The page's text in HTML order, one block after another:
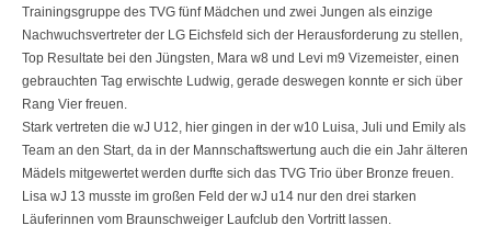
Trainingsgruppe des TVG fünf Mädchen und zwei Jungen als einzige
Nachwuchsvertreter der LG Eichsfeld sich der Herausforderung zu stellen,
Top Resultate bei den Jüngsten, Mara w8 und Levi m9 Vizemeister, einen
gebrauchten Tag erwischte Ludwig, gerade deswegen konnte er sich über
Rang Vier freuen.
Stark vertreten die wJ U12, hier gingen in der w10 Luisa, Juli und Emily als
Team an den Start, da in der Mannschaftswertung auch die ein Jahr älteren
Mädels mitgewertet werden durfte sich das TVG Trio über Bronze freuen.
Lisa wJ 13 musste im großen Feld der wJ u14 nur den drei starken
Läuferinnen vom Braunschweiger Laufclub den Vortritt lassen.